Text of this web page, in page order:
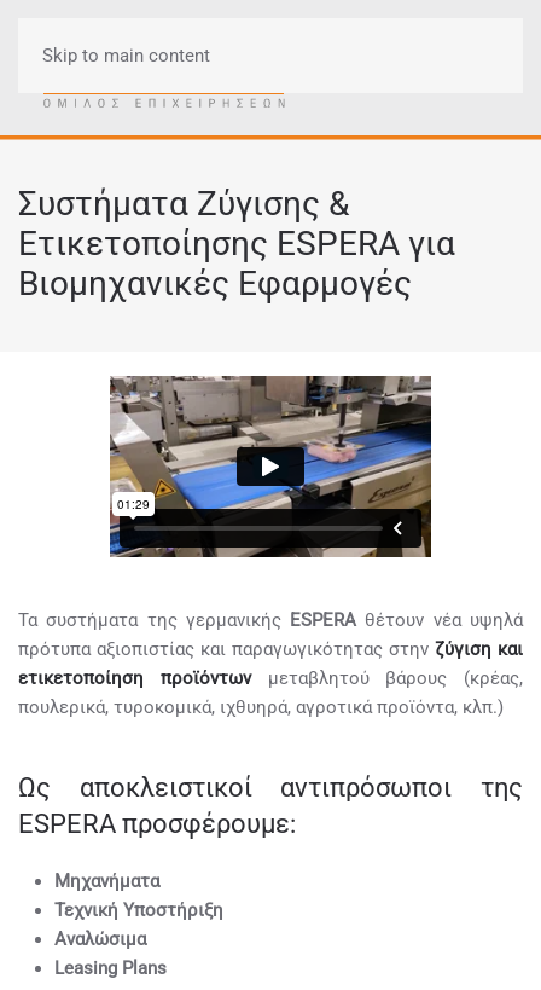
Skip to main content
Συστήματα Ζύγισης &
Ετικετοποίησης ESPERA για
Βιομηχανικές Εφαρμογές
Τα συστήματα της γερμανικής ESPERAθέτουν νέα υψηλά
πρότυπα αξιοπιστίας και παραγωγικότητας στην ζύγιση και
ετικετοποίηση προϊόντωνμεταβλητού βάρους (κρέας,
πουλερικά, τυροκομικά, ιχθυηρά, αγροτικά προϊόντα, κλπ.)
Ως αποκλειστικοί αντιπρόσωποι της
ESPERA προσφέρουμε:
Μηχανήματα
Τεχνική Υποστήριξη
Αναλώσιμα
Leasing Plans